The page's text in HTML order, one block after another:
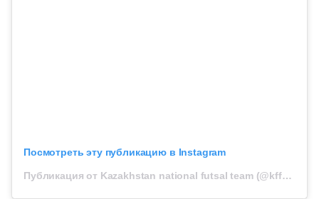
Посмотреть эту публикацию в Instagram
Публикация от Kazakhstan national futsal team (@kff_team_futsal)